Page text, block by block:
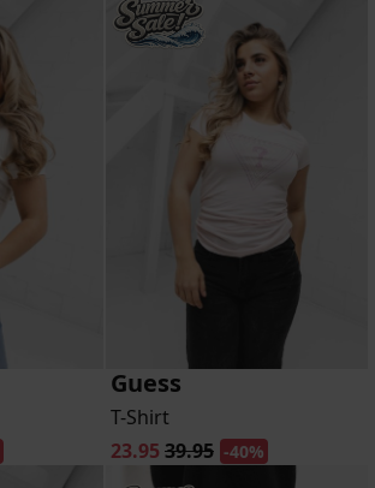
Guess
T-Shirt
23.95 39.95 -40%